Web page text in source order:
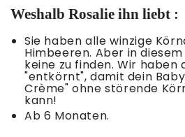
Weshalb Rosalie ihn liebt :
Sie haben alle winzige
Himbeeren. Aber in
keine zu finden. Wir haben
"entkörnt", damit dein
Crème" ohne störende
kann!
Ab 6 Monaten.